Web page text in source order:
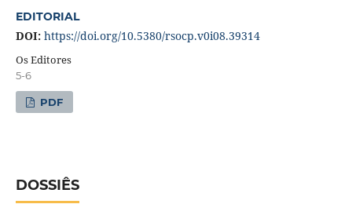
EDITORIAL
DOI: https://doi.org/10.5380/rsocp.v0i08.39314
Os Editores
5-6
PDF
DOSSIÊS